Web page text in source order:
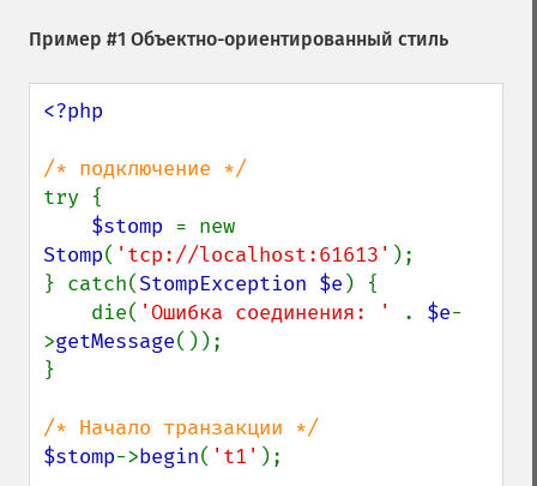
Пример #1 Объектно-ориентированный стиль
<?php
try {
$stomp
Stomp( 'tcp://localhost:61613' );
} catch(StompException $e ) {
    die(
'Ошибка соединения: ' . $e-
>getMessage());
}
$stomp->begin( 't1' );